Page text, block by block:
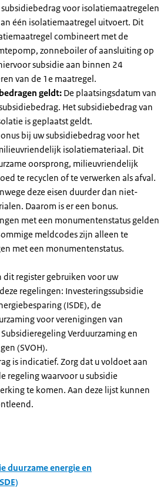
subsidiebedrag voor isolatiemaatregelen
één isolatiemaatregel uitvoert. Dit
combineert met de
zonneboiler of aansluiting op
subsidie aan binnen 24
van de 1e maatregel.
geldt: De plaatsingsdatum van
Het subsidiebedrag van
is geplaatst geldt.
bij uw subsidiebedrag voor het
isolatiemateriaal. Dit
oorsprong, milieuvriendelijk
te recyclen of te verwerken als afval.
deze eisen duurder dan niet-
Daarom is er een bonus.
met een monumentenstatus gelden
meldcodes zijn alleen te
met een monumentenstatus.
dit register gebruiken voor uw
regelingen: Investeringssubsidie
(ISDE), de
voor verenigingen van
Verduurzaming en
(SVOH).
is indicatief. Zorg dat u voldoet aan
regeling waarvoor u subsidie
te komen. Aan deze lijst kunnen
duurzame energie en